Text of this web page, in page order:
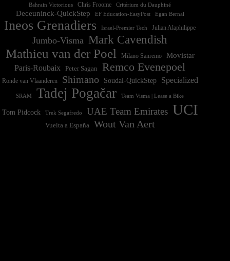
Bahrain Victorious Chris Froome Critérium du Dauphiné
Deceuninck-QuickStep EF Education-EasyPost Egan Bernal
Ineos Grenadiers Israel-Premier Tech Julian Alaphilippe
Jumbo-Visma Mark Cavendish
Mathieu van der Poel Milano Sanremo
Movistar
Paris-Roubaix
Peter Sagan Remco Evenepoel
Ronde van Vlaanderen Shimano Soudal-QuickStep Specialized
SRAM Tadej Pogačar Team Visma | Lease a Bike
Tom Pidcock Trek Segafredo UAE Team Emirates UCI
Vuelta a España Wout Van Aert